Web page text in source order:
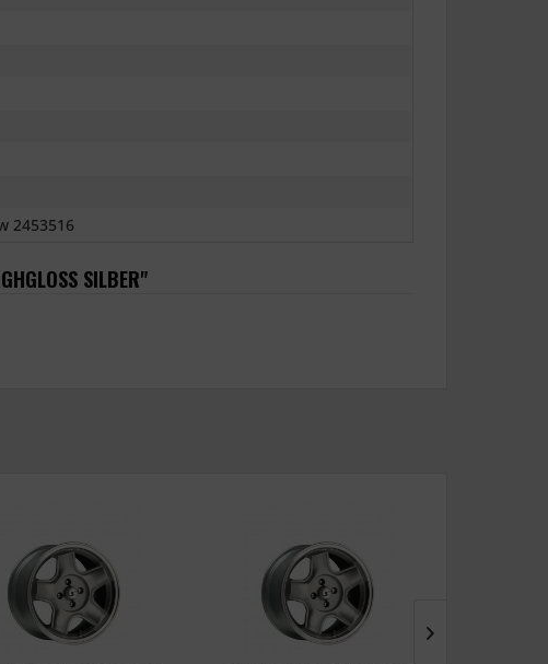
2453516
SILBER"